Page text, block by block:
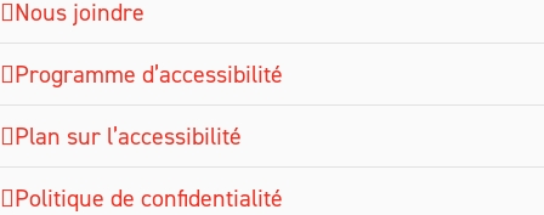
Nous joindre
Programme d’accessibilité
Plan sur l’accessibilité
Politique de confidentialité